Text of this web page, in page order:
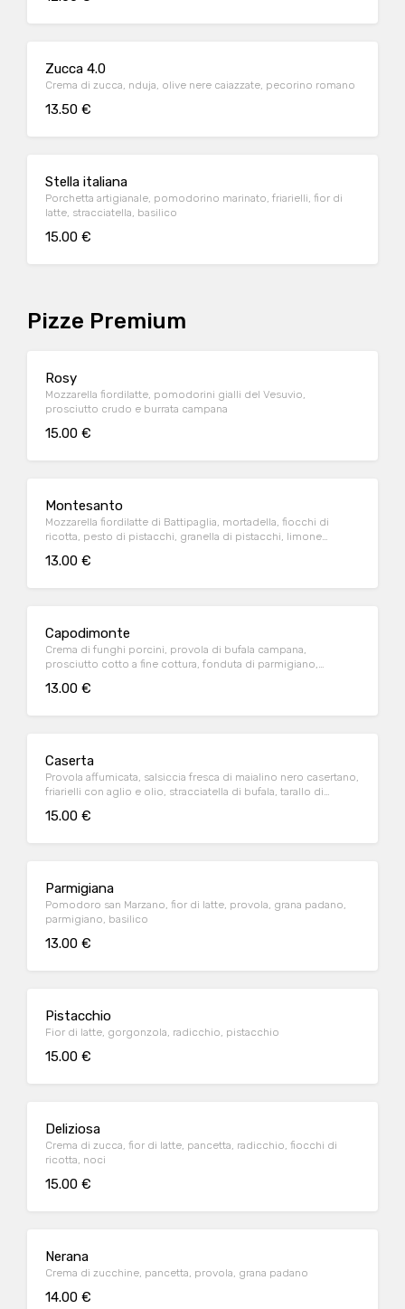
Zucca 4.0
Crema di zucca, nduja, olive nere caiazzate, pecorino romano
13.50 €
Stella italiana
Porchetta artigianale, pomodorino marinato, friarielli, fior di
latte, stracciatella, basilico
15.00 €
Pizze Premium
Rosy
Mozzarella fiordilatte, pomodorini gialli del Vesuvio,
prosciutto crudo e burrata campana
15.00 €
Montesanto
Mozzarella fiordilatte di Battipaglia, mortadella, fiocchi di
ricotta, pesto di pistacchi, granella di pistacchi, limone
13.00 €
Capodimonte
Crema di funghi porcini, provola di bufala campana,
prosciutto cotto a fine cottura, fonduta di parmigiano,
13.00 €
Caserta
Provola affumicata, salsiccia fresca di maialino nero casertano,
friarielli con aglio e olio, stracciatella di bufala, tarallo di
15.00 €
Parmigiana
Pomodoro san Marzano, fior di latte, provola, grana padano,
parmigiano, basilico
13.00 €
Pistacchio
Fior di latte, gorgonzola, radicchio, pistacchio
15.00 €
Deliziosa
Crema di zucca, fior di latte, pancetta, radicchio, fiocchi di
ricotta, noci
15.00 €
Nerana
Crema di zucchine, pancetta, provola, grana padano
14.00 €